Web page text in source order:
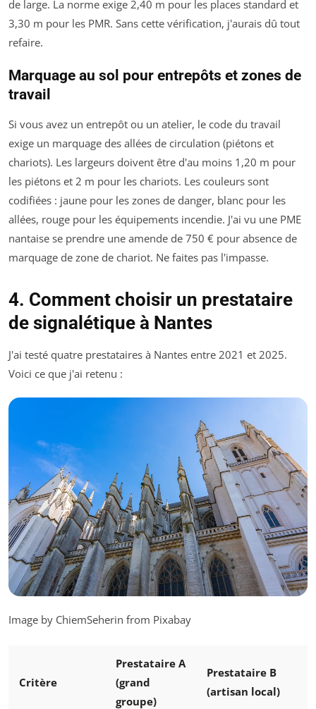
de large. La norme exige 2,40 m pour les places standard et
3,30 m pour les PMR. Sans cette vérification, j'aurais dû tout
refaire.
Marquage au sol pour entrepôts et zones de
travail
Si vous avez un entrepôt ou un atelier, le code du travail
exige un marquage des allées de circulation (piétons et
chariots). Les largeurs doivent être d'au moins 1,20 m pour
les piétons et 2 m pour les chariots. Les couleurs sont
codifiées : jaune pour les zones de danger, blanc pour les
allées, rouge pour les équipements incendie. J'ai vu une PME
nantaise se prendre une amende de 750 € pour absence de
marquage de zone de chariot. Ne faites pas l'impasse.
4. Comment choisir un prestataire
de signalétique à Nantes
J'ai testé quatre prestataires à Nantes entre 2021 et 2025.
Voici ce que j'ai retenu :
Image by ChiemSeherin from Pixabay
Critère
Prestataire A
(grand
groupe)
Prestataire B
(artisan local)